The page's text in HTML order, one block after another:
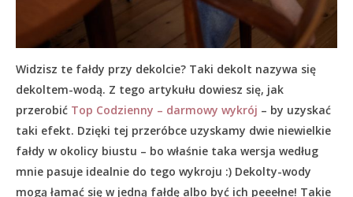
Widzisz te fałdy przy dekolcie? Taki dekolt nazywa się
dekoltem-wodą. Z tego artykułu dowiesz się, jak
przerobić Top Codzienny – darmowy wykrój – by uzyskać
taki efekt. Dzięki tej przeróbce uzyskamy dwie niewielkie
fałdy w okolicy biustu – bo właśnie taka wersja według
mnie pasuje idealnie do tego wykroju :) Dekolty-wody
mogą łamać się w jedną fałdę albo być ich peeełne! Takie